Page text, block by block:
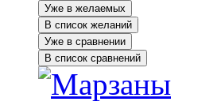
Уже в желаемых
В список желаний
Уже в сравнении
В список сравнений